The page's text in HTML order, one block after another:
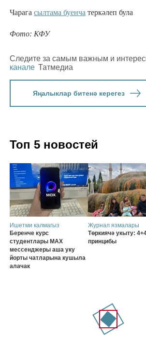
Чарага сылтама буенча теркәлеп була
Фото: КФУ
Следите за самым важным и
канале Татмедиа
Яңалыклар битенә керегез
Топ 5 новостей
Ишетми калмагыз
Беренче курс
студентлары MAX
мессенджеры аша уку
йорты чатларына кушыла
алачак
Журнал язмалары
Төркиячә укыту:
принцибы